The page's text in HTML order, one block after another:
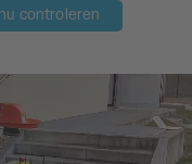
controleren